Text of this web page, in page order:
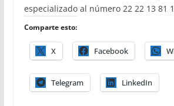
especializado al número 22 22 13 81
Comparte esto:
X Facebook
Telegram LinkedIn